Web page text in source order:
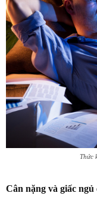
Thức
Cân nặng và giấc